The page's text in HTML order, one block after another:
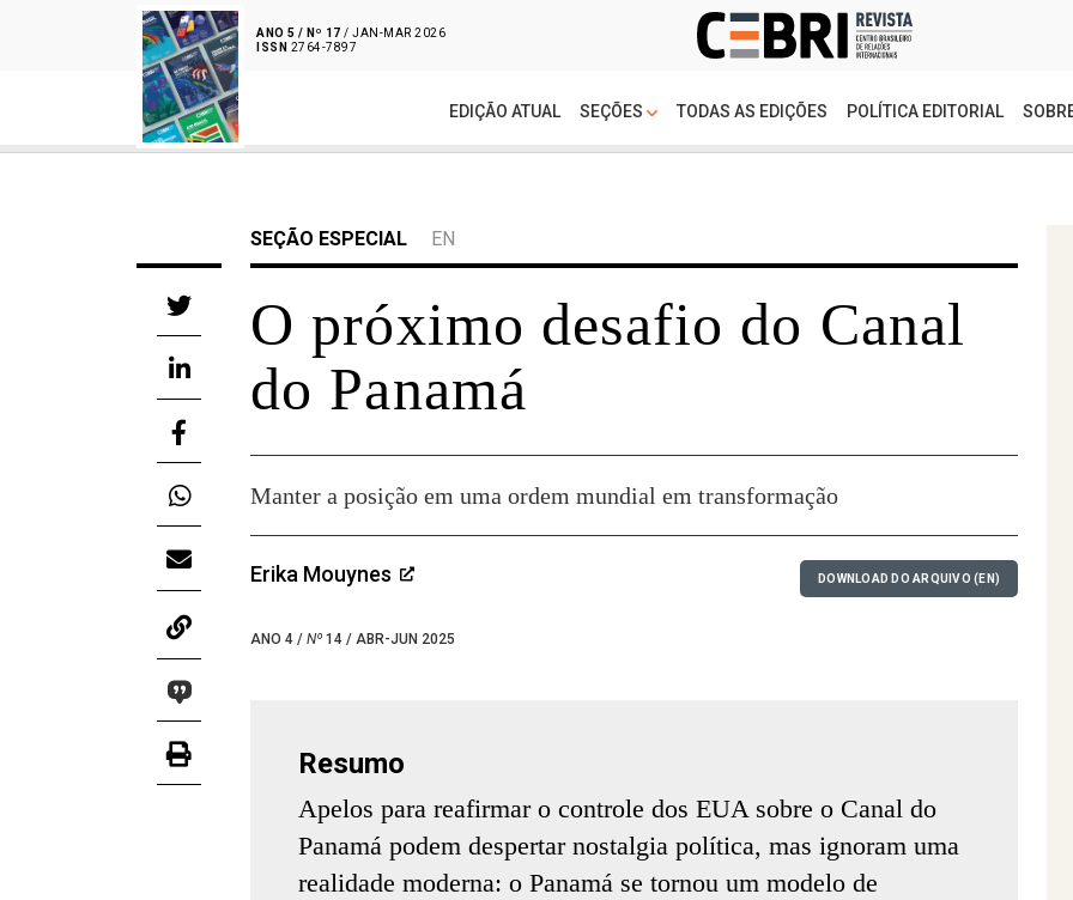
ANO 5 / Nº 17 / JAN-MAR 2026
ISSN 2764-7897
EDIÇÃO ATUAL SEÇÕES TODAS AS EDIÇÕES POLÍTICA EDITORIAL
SEÇÃO ESPECIAL EN
O próximo desafio do Canal
do Panamá
Manter a posição em uma ordem mundial em transformação
Erika Mouynes
ANO 4 / Nº 14 / ABR-JUN 2025
DOWNLOAD DO ARQUIVO (EN)
Resumo
Apelos para reafirmar o controle dos EUA sobre o Canal do
Panamá podem despertar nostalgia política, mas ignoram uma
realidade moderna: o Panamá se tornou um modelo de